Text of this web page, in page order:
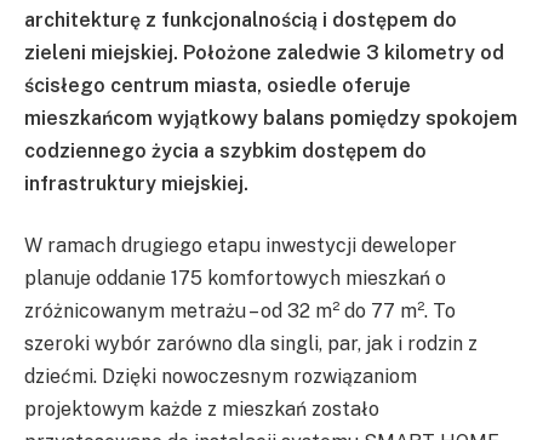
architekturę z funkcjonalnością i dostępem do
zieleni miejskiej. Położone zaledwie 3 kilometry od
ścisłego centrum miasta, osiedle oferuje
mieszkańcom wyjątkowy balans pomiędzy spokojem
codziennego życia a szybkim dostępem do
infrastruktury miejskiej.
W ramach drugiego etapu inwestycji deweloper
planuje oddanie 175 komfortowych mieszkań o
zróżnicowanym metrażu – od 32 m² do 77 m². To
szeroki wybór zarówno dla singli, par, jak i rodzin z
dziećmi. Dzięki nowoczesnym rozwiązaniom
projektowym każde z mieszkań zostało